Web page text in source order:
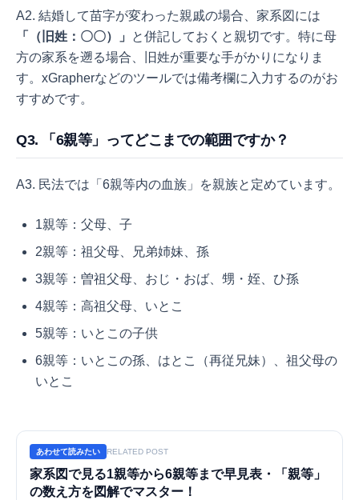
A2. 結婚して苗字が変わった親戚の場合、家系図には
「（旧姓：〇〇）」
と併記しておくと親切です。特に母
方の家系を遡る場合、旧姓が重要な手がかりになりま
す。xGrapherなどのツールでは備考欄に入力するのがお
すすめです。
Q3. 「6親等」ってどこまでの範囲ですか？
A3. 民法では「6親等内の血族」を親族と定めています。
1親等：父母、子
2親等：祖父母、兄弟姉妹、孫
3親等：曽祖父母、おじ・おば、甥・姪、ひ孫
4親等：高祖父母、いとこ
5親等：いとこの子供
6親等：いとこの孫、はとこ（再従兄妹）、祖父母の
いとこ
あわせて読みたい RELATED POST
家系図で見る1親等から6親等まで早見表・「親等」
の数え方を図解でマスター！